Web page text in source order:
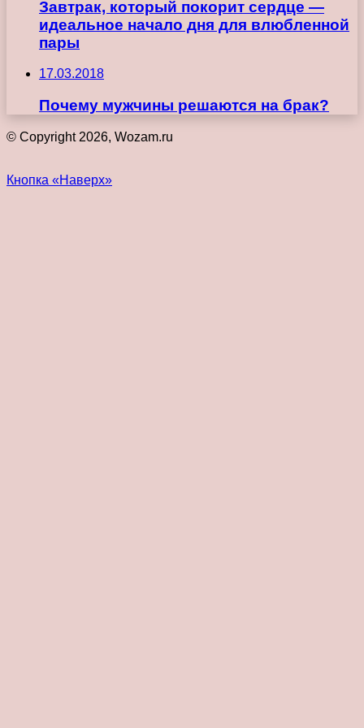
Завтрак, который покорит сердце —
идеальное начало дня для влюбленной
пары
17.03.2018
Почему мужчины решаются на брак?
© Copyright 2026, Wozam.ru
Кнопка «Наверх»